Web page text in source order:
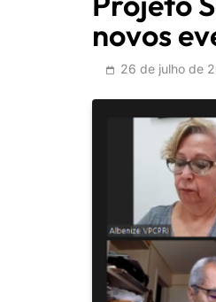
novos
26 de julho de